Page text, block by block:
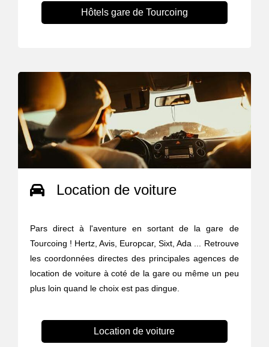
Hôtels gare de Tourcoing
Location de voiture
Pars direct à l'aventure en sortant de la gare de
Tourcoing ! Hertz, Avis, Europcar, Sixt, Ada ... Retrouve
les coordonnées directes des principales agences de
location de voiture à coté de la gare ou même un peu
plus loin quand le choix est pas dingue.
Location de voiture